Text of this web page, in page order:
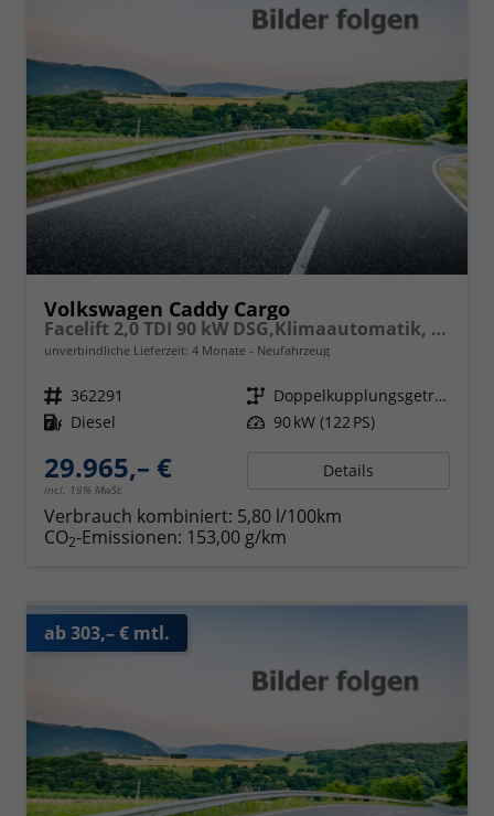
Volkswagen Caddy Cargo
Facelift 2,0 TDI 90 kW DSG,Klimaautomatik, Radio mit Navigationsvorbereitung, App Connect Wireless, AHK Vorbereitung, Assistenzsysteme, PDC v+h, GRA, Light Assist, Außenspiegel elektr. kllappar
unverbindliche Lieferzeit: 4 Monate Neufahrzeug
Fahrzeugnr. 362291 Getriebe
Doppelkupplungsgetriebe (DSG)
Kraftstoff Diesel Leistung 90 kW (122 PS)
29.965,– €
incl. 19% MwSt.
Details
Verbrauch kombiniert: 5,80 l/100km
CO2-Emissionen: 153,00 g/km
ab 303,– € mtl.